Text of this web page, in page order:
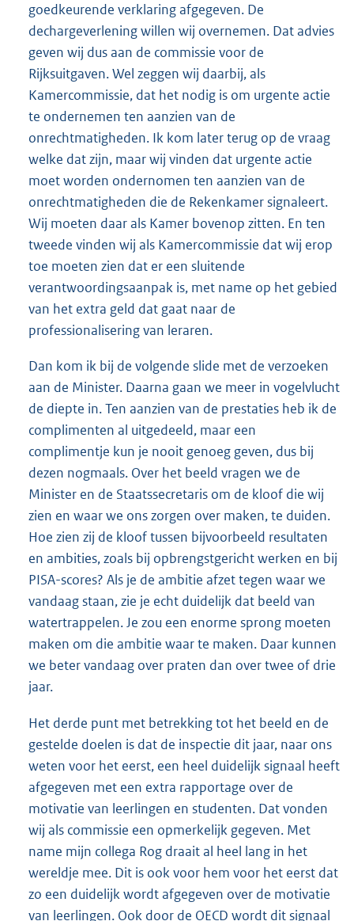
goedkeurende verklaring afgegeven. De
dechargeverlening willen wij overnemen. Dat advies
geven wij dus aan de commissie voor de
Rijksuitgaven. Wel zeggen wij daarbij, als
Kamercommissie, dat het nodig is om urgente actie
te ondernemen ten aanzien van de
onrechtmatigheden. Ik kom later terug op de vraag
welke dat zijn, maar wij vinden dat urgente actie
moet worden ondernomen ten aanzien van de
onrechtmatigheden die de Rekenkamer signaleert.
Wij moeten daar als Kamer bovenop zitten. En ten
tweede vinden wij als Kamercommissie dat wij erop
toe moeten zien dat er een sluitende
verantwoordingsaanpak is, met name op het gebied
van het extra geld dat gaat naar de
professionalisering van leraren.
Dan kom ik bij de volgende slide met de verzoeken
aan de Minister. Daarna gaan we meer in vogelvlucht
de diepte in. Ten aanzien van de prestaties heb ik de
complimenten al uitgedeeld, maar een
complimentje kun je nooit genoeg geven, dus bij
dezen nogmaals. Over het beeld vragen we de
Minister en de Staatssecretaris om de kloof die wij
zien en waar we ons zorgen over maken, te duiden.
Hoe zien zij de kloof tussen bijvoorbeeld resultaten
en ambities, zoals bij opbrengstgericht werken en bij
PISA-scores? Als je de ambitie afzet tegen waar we
vandaag staan, zie je echt duidelijk dat beeld van
watertrappelen. Je zou een enorme sprong moeten
maken om die ambitie waar te maken. Daar kunnen
we beter vandaag over praten dan over twee of drie
jaar.
Het derde punt met betrekking tot het beeld en de
gestelde doelen is dat de inspectie dit jaar, naar ons
weten voor het eerst, een heel duidelijk signaal heeft
afgegeven met een extra rapportage over de
motivatie van leerlingen en studenten. Dat vonden
wij als commissie een opmerkelijk gegeven. Met
name mijn collega Rog draait al heel lang in het
wereldje mee. Dit is ook voor hem voor het eerst dat
zo een duidelijk wordt afgegeven over de motivatie
van leerlingen. Ook door de OECD wordt dit signaal